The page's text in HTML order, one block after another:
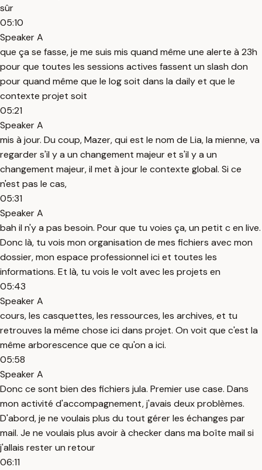
sûr
05:10
Speaker A
que ça se fasse, je me suis mis quand même une alerte à 23h
pour que toutes les sessions actives fassent un slash don
pour quand même que le log soit dans la daily et que le
contexte projet soit
05:21
Speaker A
mis à jour. Du coup, Mazer, qui est le nom de Lia, la mienne, va
regarder s'il y a un changement majeur et s'il y a un
changement majeur, il met à jour le contexte global. Si ce
n'est pas le cas,
05:31
Speaker A
bah il n'y a pas besoin. Pour que tu voies ça, un petit c en live.
Donc là, tu vois mon organisation de mes fichiers avec mon
dossier, mon espace professionnel ici et toutes les
informations. Et là, tu vois le volt avec les projets en
05:43
Speaker A
cours, les casquettes, les ressources, les archives, et tu
retrouves la même chose ici dans projet. On voit que c'est la
même arborescence que ce qu'on a ici.
05:58
Speaker A
Donc ce sont bien des fichiers jula. Premier use case. Dans
mon activité d'accompagnement, j'avais deux problèmes.
D'abord, je ne voulais plus du tout gérer les échanges par
mail. Je ne voulais plus avoir à checker dans ma boîte mail si
j'allais rester un retour
06:11